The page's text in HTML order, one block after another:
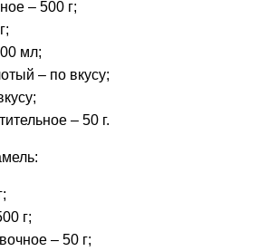
– 500 г;
мл;
– по вкусу;
– 50 г.
г;
– 50 г;